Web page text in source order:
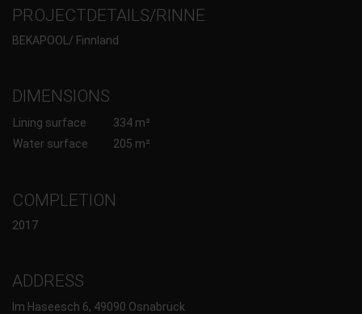
PROJECTDETAILS/RINNE
BEKAPOOL/ Finnland
DIMENSIONS
Lining surface
334 m²
Water surface
205 m²
COMPLETION
2017
ADDRESS
Im Haseesch 6, 49090 Osnabrück